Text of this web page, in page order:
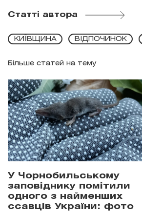
Статті автора
Більше статей на тему
КИЇВЩИНА ВІДПОЧИНОК
У Чорнобильському
заповіднику помітили
одного з найменших
ссавців України: фото